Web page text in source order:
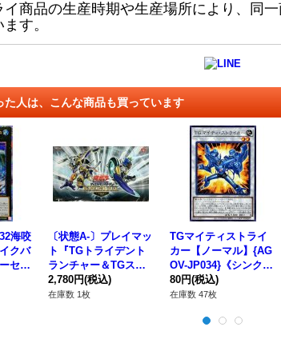
イ商品の生産時期や生産場所により、同
す。
た人は、こんな商品も買っています
海咬
クバ
セン
ッ
JP
〔状態A-〕プレイマッ
ト『TGトライデント
ランチャー＆TGスタ
ーガーディアン(RANK
INGDUEL2018-3rd-)』
2,780円(税込)
在庫数 1枚
TGマイティストライ
カー【ノーマル】{AG
OV-JP034}《シンク
ロ》
80円(税込)
在庫数 47枚